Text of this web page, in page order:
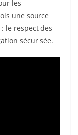
les
une source
le respect des
sécurisée.